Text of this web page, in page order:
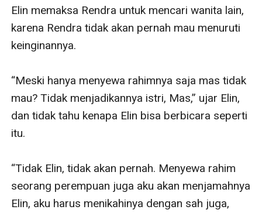
Elin memaksa Rendra untuk mencari wanita lain,
karena Rendra tidak akan pernah mau menuruti
keinginannya.
“Meski hanya menyewa rahimnya saja mas tidak
mau? Tidak menjadikannya istri, Mas,” ujar Elin,
dan tidak tahu kenapa Elin bisa berbicara seperti
itu.
“Tidak Elin, tidak akan pernah. Menyewa rahim
seorang perempuan juga aku akan menjamahnya
Elin, aku harus menikahinya dengan sah juga,